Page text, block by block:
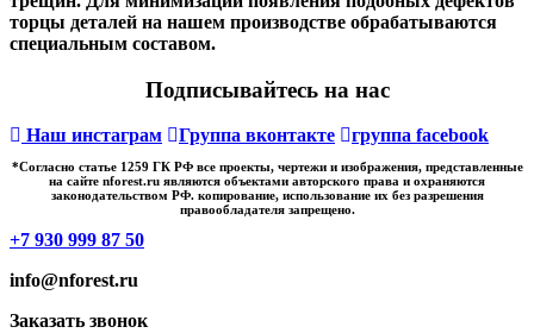
торцы деталей на нашем производстве обрабатываются
специальным составом.
Подписывайтесь на нас
Наш инстаграм Группа вконтакте группа facebook
*Cогласно статье 1259 ГК РФ все проекты, чертежи и изображения, представленные
на сайте nforest.ru являются объектами авторского права и охраняются
законодательством РФ. копирование, использование их без разрешения
правообладателя запрещено.
+7 930 999 87 50
info@nforest.ru
Заказать звонок